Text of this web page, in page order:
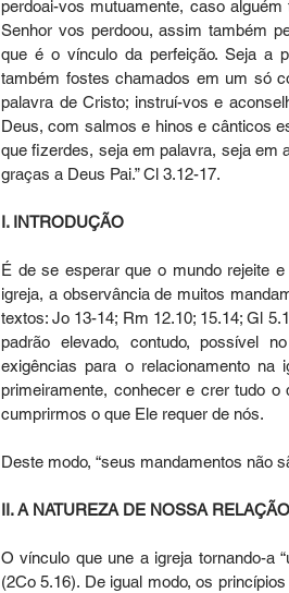
perdoai-vos mutuamente, caso
Senhor vos perdoou, assim também
que é o vínculo da perfeição. Seja a
também fostes chamados em um só
palavra de Cristo; instruí-vos e
Deus, com salmos e hinos e cânticos
que fizerdes, seja em palavra, seja em
graças a Deus Pai.” Cl 3.12-17.
I. INTRODUÇÃO
É de se esperar que o mundo rejeite
igreja, a observância de muitos
textos: Jo 13-14; Rm 12.10; 15.14; Gl
padrão elevado, contudo, possível
exigências para o relacionamento na
primeiramente, conhecer e crer tudo
cumprirmos o que Ele requer de nós.
Deste modo, “seus mandamentos não
II. A NATUREZA DE NOSSA RELAÇÃO
O vínculo que une a igreja tornando-a
(2Co 5.16). De igual modo, os